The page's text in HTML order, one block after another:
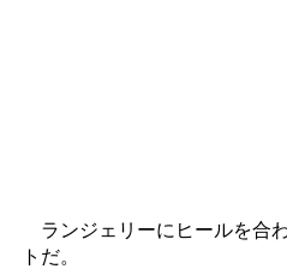
ランジェリーにヒールを合
トだ。